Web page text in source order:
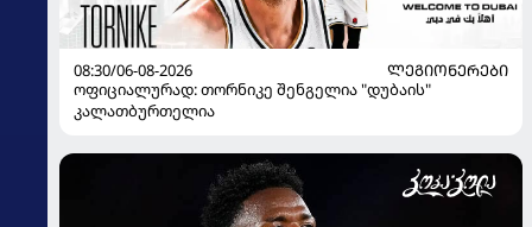
08:30/06-08-2026
ᲚᲔᲒᲘᲝᲜᲔᲠᲔᲑᲘ
ოფიციალურად: თორნიკე შენგელია "დუბაის"
კალათბურთელია